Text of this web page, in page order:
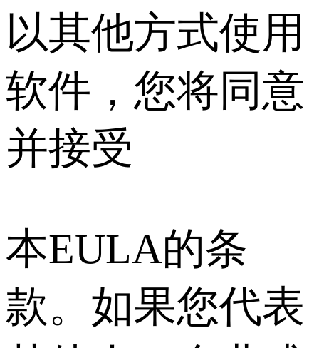
以其他方式使用
软件，您将同意
并接受
本EULA的条
款。如果您代表